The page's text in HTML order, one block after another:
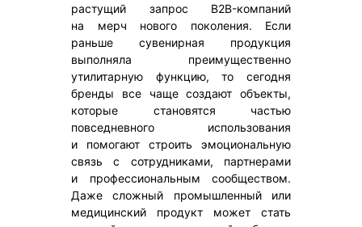
растущий запрос B2B-компаний
на мерч нового поколения. Если
раньше сувенирная продукция
выполняла преимущественно
утилитарную функцию, то сегодня
бренды все чаще создают объекты,
которые становятся частью
повседневного использования
и помогают строить эмоциональную
связь с сотрудниками, партнерами
и профессиональным сообществом.
Даже сложный промышленный или
медицинский продукт может стать